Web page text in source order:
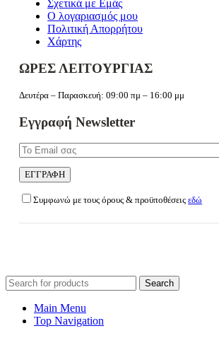
Σχετικά με Εμάς
Ο λογαριασμός μου
Πολιτική Απορρήτου
Χάρτης
ΩΡΕΣ ΛΕΙΤΟΥΡΓΙΑΣ
Δευτέρα – Παρασκευή: 09:00 πμ – 16:00 μμ
Εγγραφή Newsletter
Συμφωνώ με τους όρους & προϋποθέσειςεδώ
Search
for:
Main Menu
Top Navigation